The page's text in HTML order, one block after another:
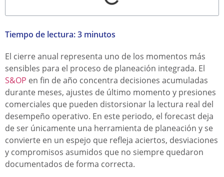
Tiempo de lectura:3 minutos
El cierre anual representa uno de los momentos más
sensibles para el proceso de planeación integrada. El
S&OP en fin de año concentra decisiones acumuladas
durante meses, ajustes de último momento y presiones
comerciales que pueden distorsionar la lectura real del
desempeño operativo. En este periodo, el forecast deja
de ser únicamente una herramienta de planeación y se
convierte en un espejo que refleja aciertos, desviaciones
y compromisos asumidos que no siempre quedaron
documentados de forma correcta.